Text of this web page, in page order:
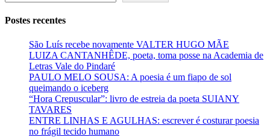
Postes recentes
São Luís recebe novamente VALTER HUGO MÃE
LUIZA CANTANHÊDE, poeta, toma posse na Academia de
Letras Vale do Pindaré
PAULO MELO SOUSA: A poesia é um fiapo de sol
queimando o iceberg
“Hora Crepuscular”: livro de estreia da poeta SUIANY
TAVARES
ENTRE LINHAS E AGULHAS: escrever é costurar poesia
no frágil tecido humano